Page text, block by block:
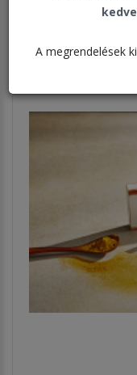
A megrendelések